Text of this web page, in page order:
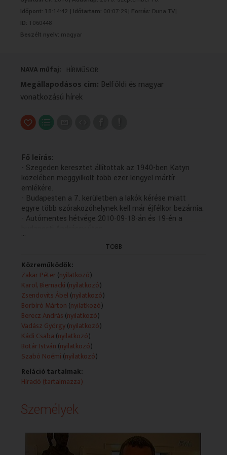
Időpont: 18:14:42 | Időtartam: 00:07:29| Forrás: Duna TV|
ID: 1060448
Beszélt nyelv: magyar
NAVA műfaj: HÍRMŰSOR
Megállapodásos cím: Belföldi és magyar
vonatkozású hírek
Fő leírás:
- Szegeden keresztet állítottak az 1940-ben Katyn
közelében meggyilkolt több ezer lengyel mártír
emlékére.
- Budapesten a 7. kerületben a lakók kérése miatt
egyre több szórakozóhelynek kell már éjfélkor bezárnia.
- Autómentes hétvége 2010-09-18-án és 19-én a
- A kulturális örökség napja alkalmából városi sétát
szerveztek Csíkszeredán az építészeti értékek
- Leányfalun Párhuzamos Végtelenek címmel kiállítás
nyílt Vadász György építész és V. Szabó Noémi
festőművész munkáiból.
...
TÖBB
Közreműködők:
Zakar Péter(nyilatkozó)
Karol, Biernacki (nyilatkozó)
Zsendovits Ábel (nyilatkozó)
Borbíró Márton (nyilatkozó)
Berecz András (nyilatkozó)
Vadász György(nyilatkozó)
Kádi Csaba (nyilatkozó)
Botár István (nyilatkozó)
Szabó Noémi (nyilatkozó)
Reláció tartalmak:
Híradó (tartalmazza)
Személyek